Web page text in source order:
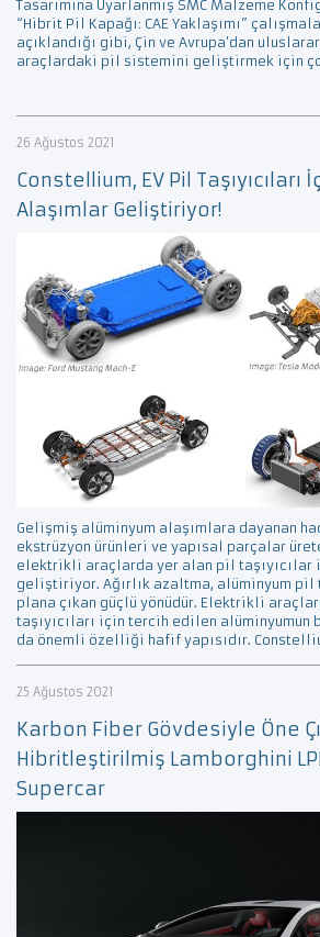
Tasarımına Uyarlanmış SMC Malzeme
“Hibrit Pil Kapağı: CAE Yaklaşımı”
açıklandığı gibi, Çin ve Avrupa’dan
araçlardaki pil sistemini geliştirmek için
26 Ağustos 2021
Constellium, EV Pil Taşıyıcıları
Alaşımlar Geliştiriyor!
Gelişmiş alüminyum alaşımlara dayanan
ekstrüzyon ürünleri ve yapısal parçalar
elektrikli araçlarda yer alan pil taşıyıcılar
geliştiriyor. Ağırlık azaltma, alüminyum pil
plana çıkan güçlü yönüdür. Elektrikli
taşıyıcıları için tercih edilen alüminyumun
da önemli özelliği hafif yapısıdır.
25 Ağustos 2021
Karbon Fiber Gövdesiyle Öne
Hibritleştirilmiş Lamborghini
Supercar